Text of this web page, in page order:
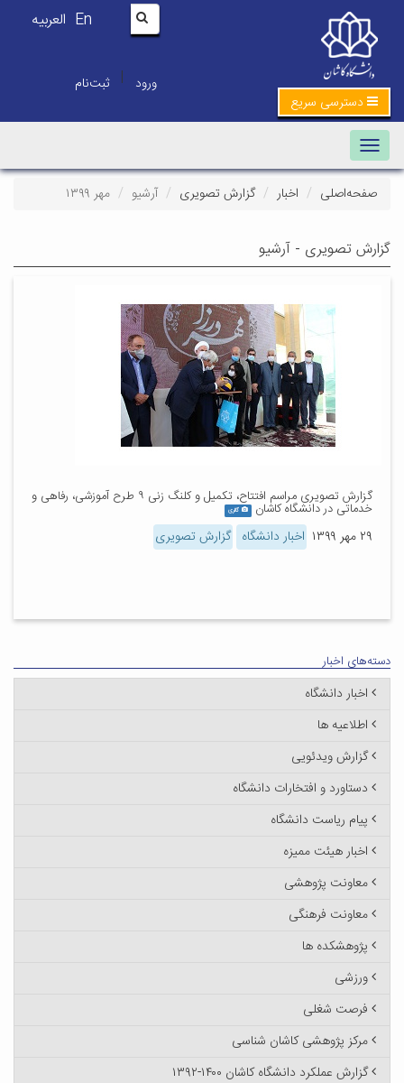
En العربیه
ورود | ثبت‌نام
دسترسی سریع
Toggle navigation
صفحه‌اصلی اخبار گزارش تصویری آرشیو مهر ۱۳۹۹
گزارش تصویری - آرشیو
گزارش تصویری مراسم افتتاح، تکمیل و کلنگ زنی ۹ طرح آموزشی، رفاهی و
خدماتی در دانشگاه کاشان گالری
۲۹ مهر ۱۳۹۹ اخبار دانشگاه گزارش تصویری
دسته‌های اخبار
اخبار دانشگاه
اطلاعیه ها
گزارش ویدئویی
دستاورد و افتخارات دانشگاه
پیام ریاست دانشگاه
اخبار هیئت ممیزه
معاونت پژوهشی
معاونت فرهنگی
پژوهشکده ها
ورزشی
فرصت شغلی
مرکز پژوهشی کاشان شناسی
گزارش عملکرد دانشگاه کاشان ۱۴۰۰-۱۳۹۲